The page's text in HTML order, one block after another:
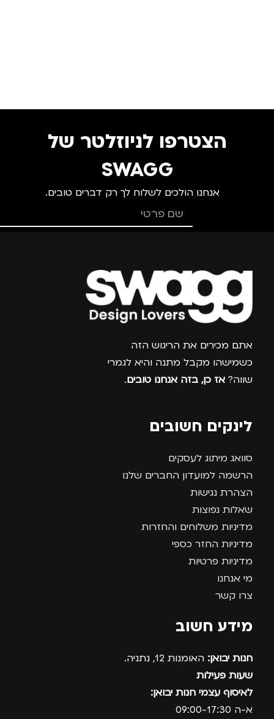
הצטרפו לניוזלטר של
SWAGG
אנחנו הולכים לשלוח לך רק דברים טובים.
צרפו אותי למועדון
אתם מכירים את הריגוש הזה
כשמישהו מקבל מתנה והיא לגמרי
שווה? אז כן, בזה אנחנו טובים.
לינקים חשובים
סוואג מיתוג לעסקים
הרשמה למועדון החברים שלנו
הצהרת נגישות
שאלות נפוצות
מדיניות משלוחים והחזרות
מדיניות החזר כספי
מדיניות פרטיות
מי אנחנו
צרו קשר
מידע חשוב
חנות יבואן: האומנות 12, נתניה.
שעות פעילות
לאיסוף עצמי חנות יבואן:
א-ה 09:00-17:30